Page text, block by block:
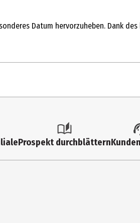
Datum hervorzuheben. Dank
Sonstige Party und Dekoartikel
Prospekt durchblättern